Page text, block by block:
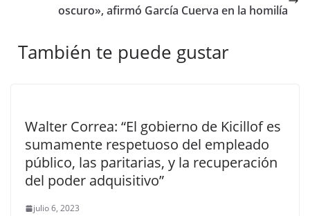
oscuro», afirmó García Cuerva en la homilía
También te puede gustar
Walter Correa: “El gobierno de Kicillof es
sumamente respetuoso del empleado
público, las paritarias, y la recuperación
del poder adquisitivo”
julio 6, 2023